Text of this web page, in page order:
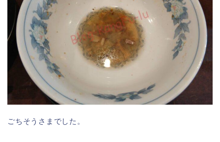
ごちそうさまでした。